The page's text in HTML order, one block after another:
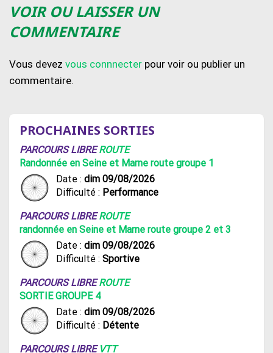
VOIR OU LAISSER UN
COMMENTAIRE
Vous devez vous connnecter pour voir ou publier un
commentaire.
PROCHAINES SORTIES
PARCOURS LIBREROUTE
Randonnée en Seine et Marne route groupe 1
Date : dim 09/08/2026
Difficulté : Performance
PARCOURS LIBREROUTE
randonnée en Seine et Marne route groupe 2 et 3
Date : dim 09/08/2026
Difficulté : Sportive
PARCOURS LIBREROUTE
SORTIE GROUPE 4
Date : dim 09/08/2026
Difficulté : Détente
PARCOURS LIBRE VTT